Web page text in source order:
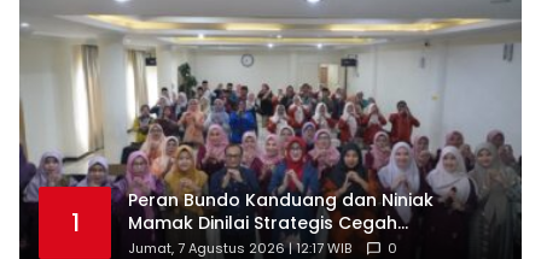
1
Peran Bundo Kanduang dan Niniak
Mamak Dinilai Strategis Cegah
Perkawinan Usia Anak
Jumat, 7 Agustus 2026 | 12:17 WIB 0